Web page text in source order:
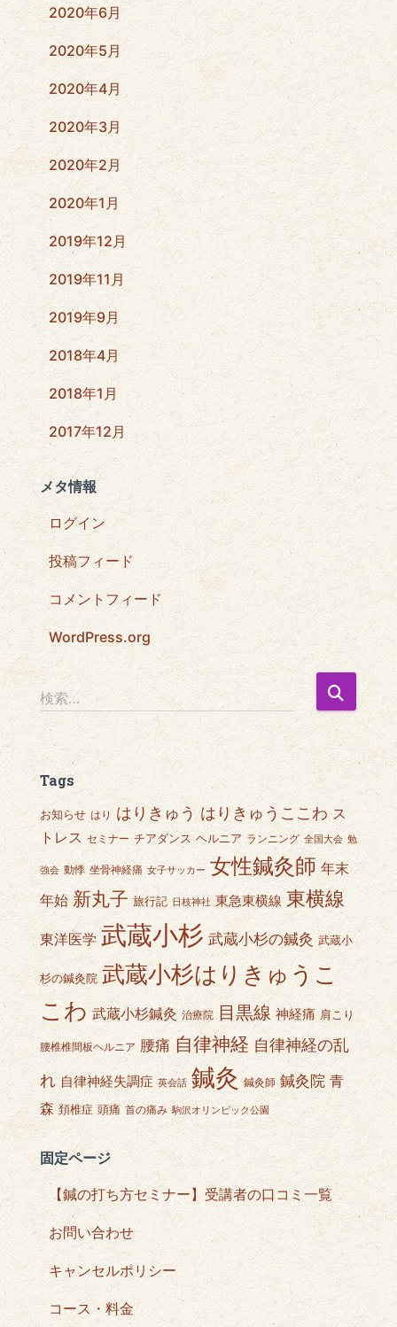
2020年6月
2020年5月
2020年4月
2020年3月
2020年2月
2020年1月
2019年12月
2019年11月
2019年9月
2018年4月
2018年1月
2017年12月
メタ情報
ログイン
投稿フィード
コメントフィード
WordPress.org
検
索
:
検索…
Tags
お知らせ はり はりきゅう はりきゅうここわ ス
トレス セミナー チアダンス ヘルニア ランニング 全国大会 勉
強会 動悸 坐骨神経痛 女子サッカー 女性鍼灸師 年末
年始 新丸子 旅行記 日枝神社 東急東横線 東横線
東洋医学 武蔵小杉 武蔵小杉の鍼灸 武蔵小
杉の鍼灸院 武蔵小杉はりきゅうこ
こわ 武蔵小杉鍼灸 治療院 目黒線 神経痛 肩こり
腰椎椎間板ヘルニア 腰痛 自律神経 自律神経の乱
れ 自律神経失調症 英会話 鍼灸 鍼灸師 鍼灸院 青
森 頚椎症 頭痛 首の痛み 駒沢オリンピック公園
固定ページ
【鍼の打ち方セミナー】受講者の口コミ一覧
お問い合わせ
キャンセルポリシー
コース・料金